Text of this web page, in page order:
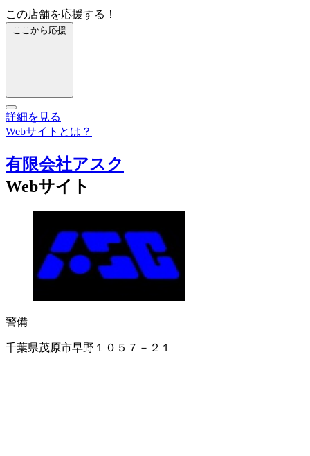
この店舗を応援する！
ここから応援
詳細を見る
Webサイトとは？
有限会社アスク
Webサイト
警備
千葉県茂原市早野１０５７－２１